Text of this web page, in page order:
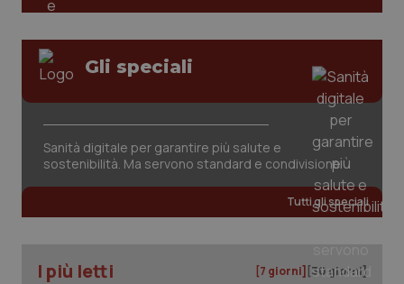
Gli speciali
Sanità digitale per garantire più salute e
sostenibilità. Ma servono standard e condivisione
Tutti gli speciali
I più letti [7 giorni] [30 giorni]
www.quotidianosanita.it
2
_ga
Google LLC
.quotidianosanita.it
1
mese